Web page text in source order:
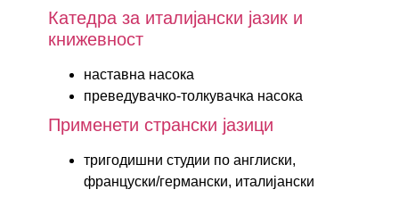
Катедра за италијански јазик и
книжевност
наставна насока
преведувачко-толкувачка насока
Применети странски јазици
тригодишни студии по англиски,
француски/германски, италијански